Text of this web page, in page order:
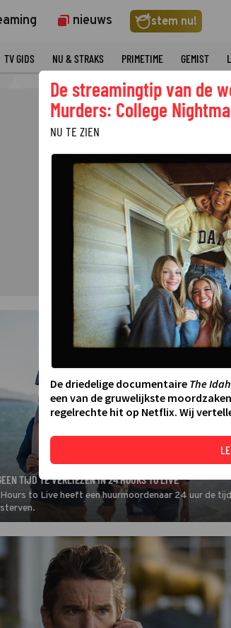
nieuws stem nu!
TV GIDS NU & STRAKS PRIMETIME GEMIST
TIJD TE VERLIEZEN IN 24 HOURS TO LIVE
to Live heeft een huurmoordenaar 24 uur de
De streamingtip van de
Murders: College
NU TE ZIEN
De driedelige documentaire The
een van de gruwelijkste
regelrechte hit op Netflix. Wij